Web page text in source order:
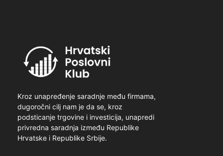
Kroz unapređenje saradnje među firmama,
dugoročni cilj nam je da se, kroz
podsticanje trgovine i investicija, unapredi
privredna saradnja između Republike
Hrvatske i Republike Srbije.